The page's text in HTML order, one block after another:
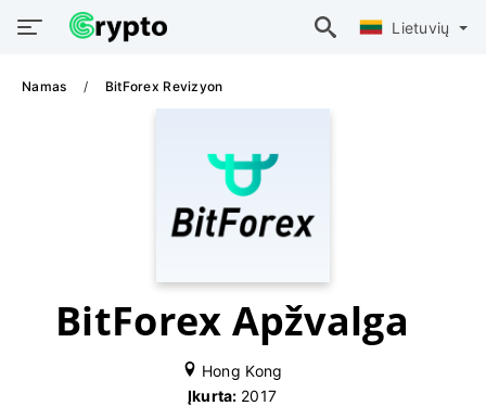
Lietuvių
Namas BitForex Revizyon
BitForex Apžvalga
Hong Kong
Įkurta: 2017